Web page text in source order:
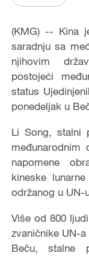
(KMG) -- Kina
saradnju sa
njihovim
postojeći
status
ponedeljak u
Li Song, stalni
napomene
kineske
održanog u UN-
Više od 800
zvaničnike UN-
Beču, stalne